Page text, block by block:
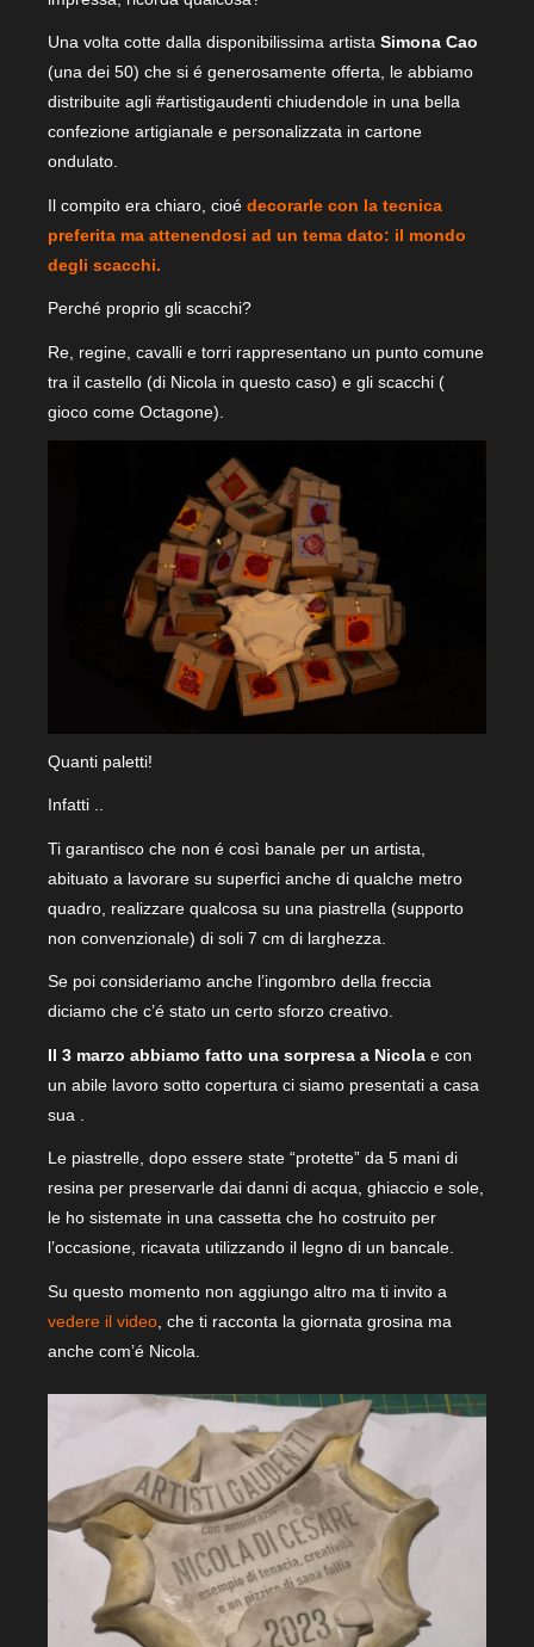
Una volta cotte dalla disponibilissima artista Simona Cao
(una dei 50) che si é generosamente offerta, le abbiamo
distribuite agli #artistigaudenti chiudendole in una bella
confezione artigianale e personalizzata in cartone
ondulato.
Il compito era chiaro, cioé decorarle con la tecnica
preferita ma attenendosi ad un tema dato: il mondo
degli scacchi.
Perché proprio gli scacchi?
Re, regine, cavalli e torri rappresentano un punto comune
tra il castello (di Nicola in questo caso) e gli scacchi (
gioco come Octagone).
Quanti paletti!
Infatti ..
Ti garantisco che non é così banale per un artista,
abituato a lavorare su superfici anche di qualche metro
quadro, realizzare qualcosa su una piastrella (supporto
non convenzionale) di soli 7 cm di larghezza.
Se poi consideriamo anche l’ingombro della freccia
diciamo che c’é stato un certo sforzo creativo.
Il 3 marzo abbiamo fatto una sorpresa a Nicola e con
un abile lavoro sotto copertura ci siamo presentati a casa
sua .
Le piastrelle, dopo essere state “protette” da 5 mani di
resina per preservarle dai danni di acqua, ghiaccio e sole,
le ho sistemate in una cassetta che ho costruito per
l’occasione, ricavata utilizzando il legno di un bancale.
Su questo momento non aggiungo altro ma ti invito a
vedere il video , che ti racconta la giornata grosina ma
anche com’é Nicola.